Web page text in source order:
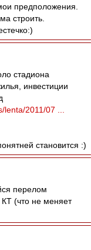
предположения.
строить.
стадиона
инвестиции
2011/07 ...
становится :)
перелом
(что не меняет